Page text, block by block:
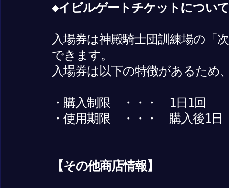
◆イビルゲートチケットについて
入場券は神殿騎士団訓練場の「
できます。
入場券は以下の特徴があるため
・購入制限 ・・・ 1日1回
・使用期限 ・・・ 購入後1日
【その他商店情報】